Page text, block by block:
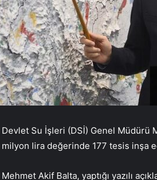
Devlet Su İşleri (DSİ) Genel Müdürü
milyon lira değerinde 177 tesis inşa
Mehmet Akif Balta, yaptığı yazılı